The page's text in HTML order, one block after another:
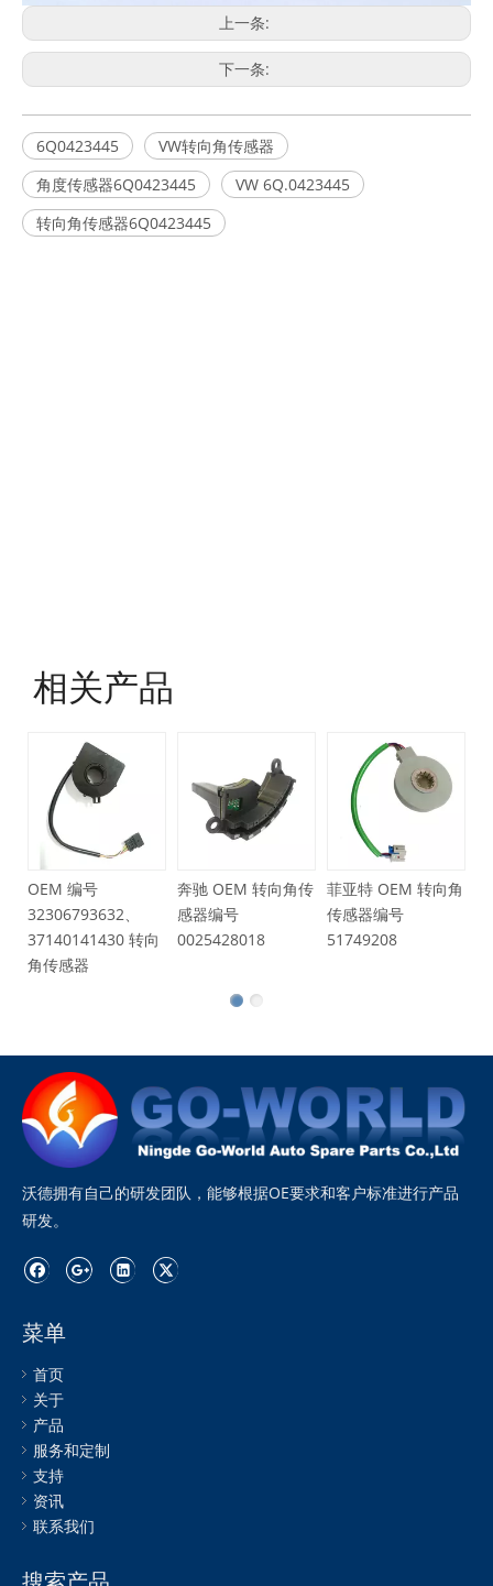
上一条:
下一条:
6Q0423445
VW转向角传感器
角度传感器6Q0423445
VW 6Q.0423445
转向角传感器6Q0423445
相关产品
、
转向
奔驰 OEM 转向角传
感器编号
0025428018
菲亚特 OEM 转向角
传感器编号
51749208
OEM 号
6Q1423291D
转向角传感器
沃德拥有自己的研发团队，能够根据OE要求和客户标准进行产品
研发。
菜单
首页
关于
产品
服务和定制
支持
资讯
联系我们